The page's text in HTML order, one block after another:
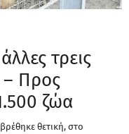
τρεις
– Προς
ζώα
θετική, στο